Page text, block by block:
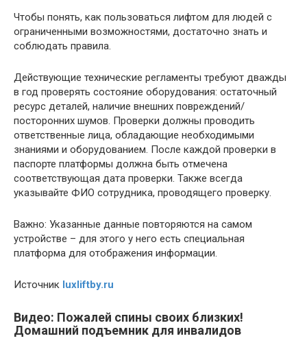
Чтобы понять, как пользоваться лифтом для людей с
ограниченными возможностями, достаточно знать и
соблюдать правила.
Действующие технические регламенты требуют дважды
в год проверять состояние оборудования: остаточный
ресурс деталей, наличие внешних повреждений/
посторонних шумов. Проверки должны проводить
ответственные лица, обладающие необходимыми
знаниями и оборудованием. После каждой проверки в
паспорте платформы должна быть отмечена
соответствующая дата проверки. Также всегда
указывайте ФИО сотрудника, проводящего проверку.
Важно: Указанные данные повторяются на самом
устройстве – для этого у него есть специальная
платформа для отображения информации.
Источник luxliftby.ru
Видео: Пожалей спины своих близких!
Домашний подъемник для инвалидов